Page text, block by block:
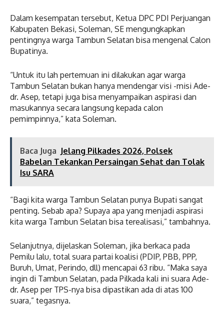
Dalam kesempatan tersebut, Ketua DPC PDI Perjuangan
Kabupaten Bekasi, Soleman, SE mengungkapkan
pentingnya warga Tambun Selatan bisa mengenal Calon
Bupatinya.
“Untuk itu lah pertemuan ini dilakukan agar warga
Tambun Selatan bukan hanya mendengar visi -misi Ade-
dr. Asep, tetapi juga bisa menyampaikan aspirasi dan
masukannya secara langsung kepada calon
pemimpinnya,” kata Soleman.
Baca Juga Jelang Pilkades 2026, Polsek
Babelan Tekankan Persaingan Sehat dan Tolak
Isu SARA
“Bagi kita warga Tambun Selatan punya Bupati sangat
penting. Sebab apa? Supaya apa yang menjadi aspirasi
kita warga Tambun Selatan bisa terealisasi,” tambahnya.
Selanjutnya, dijelaskan Soleman, jika berkaca pada
Pemilu lalu, total suara partai koalisi (PDIP, PBB, PPP,
Buruh, Umat, Perindo, dll) mencapai 63 ribu. “Maka saya
ingin di Tambun Selatan, pada Pilkada kali ini suara Ade-
dr. Asep per TPS-nya bisa dipastikan ada di atas 100
suara,” tegasnya.